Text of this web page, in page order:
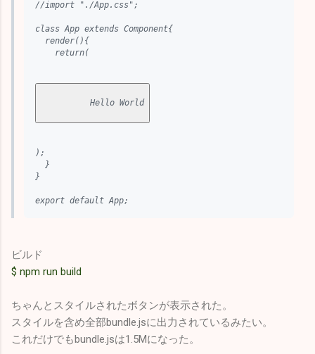
//import "./App.css";
class App extends Component{
  render(){
    return(
          Hello World
);
  }
}
export default App;
ビルド
$ npm run build
ちゃんとスタイルされたボタンが表示された。
スタイルを含め全部bundle.jsに出力されているみたい。
これだけでもbundle.jsは1.5Mになった。